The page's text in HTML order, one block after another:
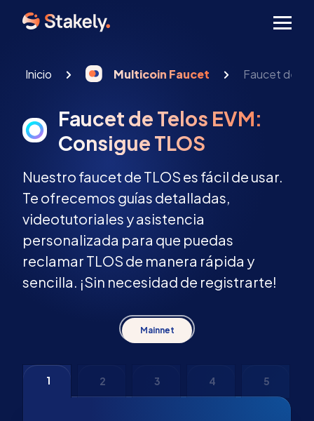
Inicio Multicoin Faucet Faucet de
Faucet de Telos EVM:
Consigue TLOS
Nuestro faucet de TLOS es fácil de usar.
Te ofrecemos guías detalladas,
videotutoriales y asistencia
personalizada para que puedas
reclamar TLOS de manera rápida y
sencilla. ¡Sin necesidad de registrarte!
Mainnet
1 2 3 4 5